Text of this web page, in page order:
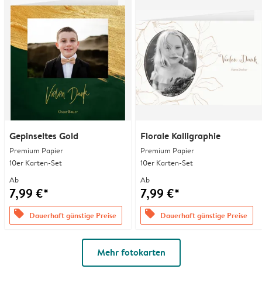
Gepinseltes Gold
Premium Papier
10er Karten-Set
Ab
7,99 €*
offers Dauerhaft günstige Preise
Florale Kalligraphie
Premium Papier
10er Karten-Set
Ab
7,99 €*
offers Dauerhaft günstige Preise
Mehr fotokarten